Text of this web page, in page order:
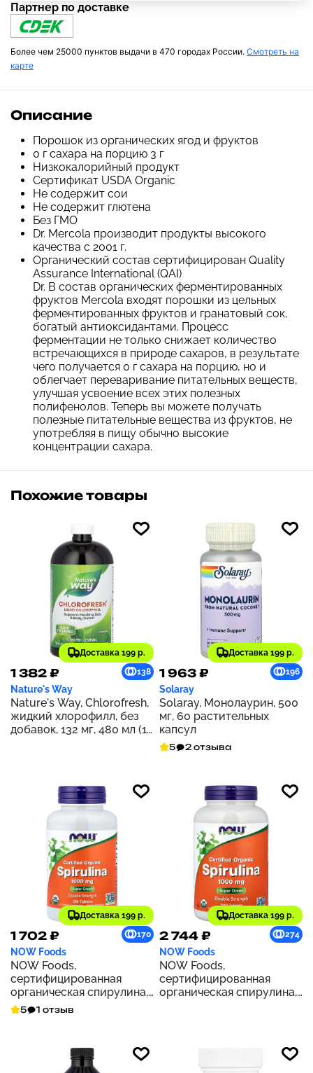
Партнер по доставке
Более чем 25000 пунктов выдачи в 470 городах России. Смотреть на
карте
Описание
Порошок из органических ягод и фруктов
0 г сахара на порцию 3 г
Низкокалорийный продукт
Сертификат USDA Organic
Не содержит сои
Не содержит глютена
Без ГМО
Dr. Mercola производит продукты высокого
качества с 2001 г.
Органический состав сертифицирован Quality
Assurance International (QAI)
Dr. В состав органических ферментированных
фруктов Mercola входят порошки из цельных
ферментированных фруктов и гранатовый сок,
богатый антиоксидантами. Процесс
ферментации не только снижает количество
встречающихся в природе сахаров, в результате
чего получается 0 г сахара на порцию, но и
облегчает переваривание питательных веществ,
улучшая усвоение всех этих полезных
полифенолов. Теперь вы можете получать
полезные питательные вещества из фруктов, не
употребляя в пищу обычно высокие
концентрации сахара.
Похожие товары
Доставка 199 р.
1 382 ₽ 138
Nature's Way
Nature's Way, Chlorofresh,
жидкий хлорофилл, без
добавок, 132 мг, 480 мл (16
Доставка 199 р.
1 963 ₽ 196
Solaray
Solaray, Монолаурин, 500
мг, 60 растительных
капсул
5 2 отзыва
Доставка 199 р.
1 702 ₽ 170
NOW Foods
NOW Foods,
сертифицированная
органическая спирулина,
двойная сила действия,
1000 мг, 120 таблеток
5 1 отзыв
Доставка 199 р.
2 744 ₽ 274
NOW Foods
NOW Foods,
сертифицированная
органическая спирулина,